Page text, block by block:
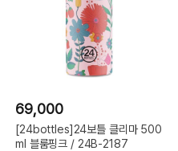
69,000
[24bottles]24보틀 클리마 500
ml 블룸핑크 / 24B-2187